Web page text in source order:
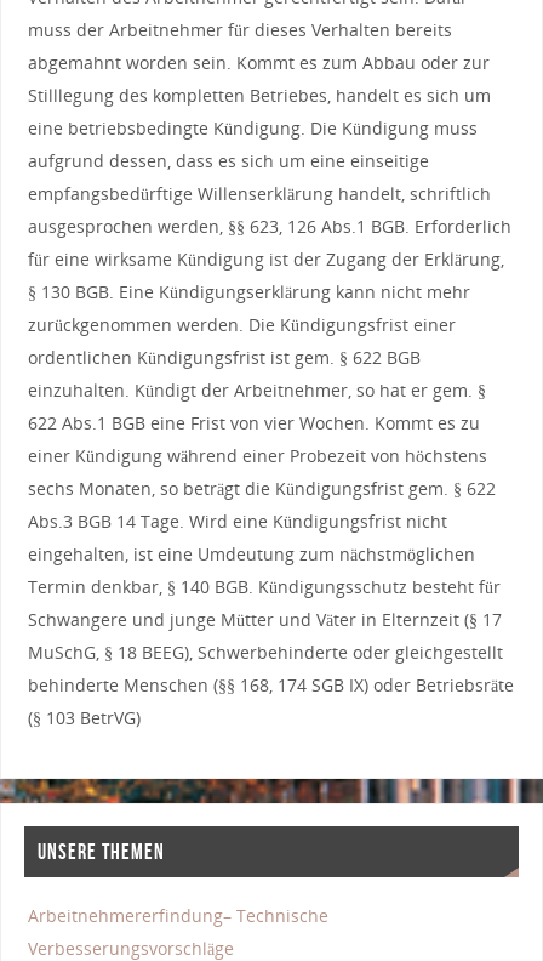
muss der Arbeitnehmer für dieses Verhalten bereits
abgemahnt worden sein. Kommt es zum Abbau oder zur
Stilllegung des kompletten Betriebes, handelt es sich um
eine betriebsbedingte Kündigung. Die Kündigung muss
aufgrund dessen, dass es sich um eine einseitige
empfangsbedürftige Willenserklärung handelt, schriftlich
ausgesprochen werden, §§ 623, 126 Abs.1 BGB. Erforderlich
für eine wirksame Kündigung ist der Zugang der Erklärung,
§ 130 BGB. Eine Kündigungserklärung kann nicht mehr
zurückgenommen werden. Die Kündigungsfrist einer
ordentlichen Kündigungsfrist ist gem. § 622 BGB
einzuhalten. Kündigt der Arbeitnehmer, so hat er gem. §
622 Abs.1 BGB eine Frist von vier Wochen. Kommt es zu
einer Kündigung während einer Probezeit von höchstens
sechs Monaten, so beträgt die Kündigungsfrist gem. § 622
Abs.3 BGB 14 Tage. Wird eine Kündigungsfrist nicht
eingehalten, ist eine Umdeutung zum nächstmöglichen
Termin denkbar, § 140 BGB. Kündigungsschutz besteht für
Schwangere und junge Mütter und Väter in Elternzeit (§ 17
MuSchG, § 18 BEEG), Schwerbehinderte oder gleichgestellt
behinderte Menschen (§§ 168, 174 SGB IX) oder Betriebsräte
(§ 103 BetrVG)
UNSERE THEMEN
Arbeitnehmererfindung– Technische
Verbesserungsvorschläge